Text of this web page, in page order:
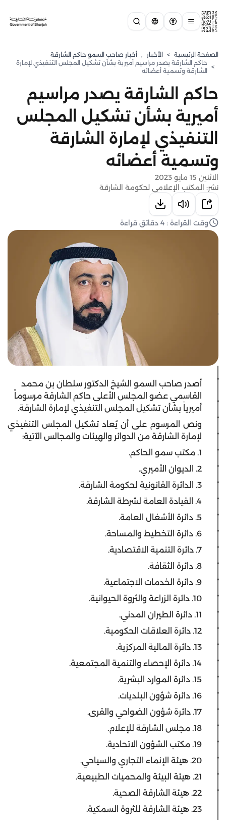
الصفحة الرئيسية > الأخبار , أخبار صاحب السمو حاكم الشارقة
>
حاكم الشارقة يصدر مراسيم أميرية بشأن تشكيل المجلس التنفيذي لإمارة
الشارقة وتسمية أعضائه
حاكم الشارقة يصدر مراسيم
أميرية بشأن تشكيل المجلس
التنفيذي لإمارة الشارقة
وتسمية أعضائه
الاثنين 15 مايو 2023
نشر: المكتب الإعلامي لحكومة الشارقة
وقت القراءة : 4 دقائق قراءة
أصدر صاحب السمو الشيخ الدكتور سلطان بن محمد
القاسمي عضو المجلس الأعلى حاكم الشارقة مرسوماً
أميرياً بشأن تشكيل المجلس التنفيذي لإمارة الشارقة.
ونص المرسوم على أن يُعاد تشكيل المجلس التنفيذي
لإمارة الشارقة من الدوائر والهيئات والمجالس الآتية:
1. مكتب سمو الحاكم.
2. الديوان الأميري.
3. الدائرة القانونية لحكومة الشارقة.
4. القيادة العامة لشرطة الشارقة.
5. دائرة الأشغال العامة.
6. دائرة التخطيط والمساحة.
7. دائرة التنمية الاقتصادية.
8. دائرة الثقافة.
9. دائرة الخدمات الاجتماعية.
10. دائرة الزراعة والثروة الحيوانية.
11. دائرة الطيران المدني.
12. دائرة العلاقات الحكومية.
13. دائرة المالية المركزية.
14. دائرة الإحصاء والتنمية المجتمعية.
15. دائرة الموارد البشرية.
16. دائرة شؤون البلديات.
17. دائرة شؤون الضواحي والقرى.
18. مجلس الشارقة للإعلام.
19. مكتب الشؤون الاتحادية.
20. هيئة الإنماء التجاري والسياحي.
21. هيئة البيئة والمحميات الطبيعية.
22. هيئة الشارقة الصحية.
23. هيئة الشارقة للثروة السمكية.